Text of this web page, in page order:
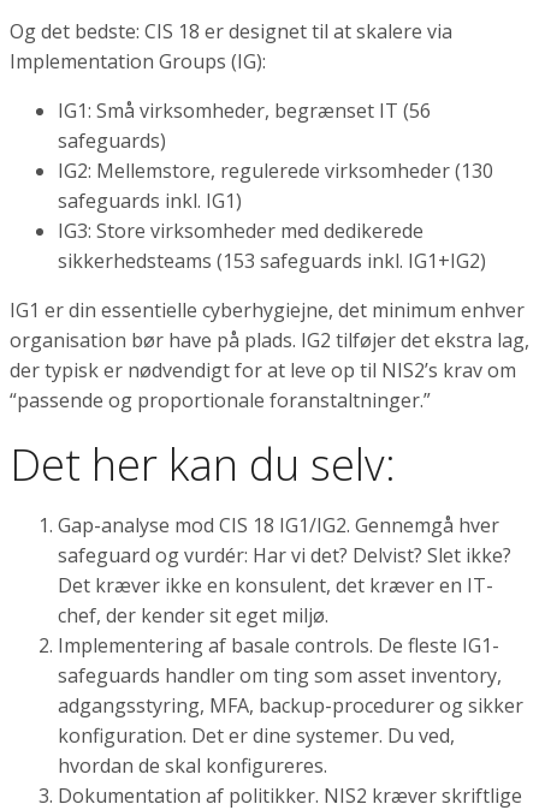
Og det bedste: CIS 18 er designet til at skalere via
Implementation Groups (IG):
IG1: Små virksomheder, begrænset IT (56
safeguards)
IG2: Mellemstore, regulerede virksomheder (130
safeguards inkl. IG1)
IG3: Store virksomheder med dedikerede
sikkerhedsteams (153 safeguards inkl. IG1+IG2)
IG1 er din essentielle cyberhygiejne, det minimum enhver
organisation bør have på plads. IG2 tilføjer det ekstra lag,
der typisk er nødvendigt for at leve op til NIS2’s krav om
“passende og proportionale foranstaltninger.”
Det her kan du selv:
Gap-analyse mod CIS 18 IG1/IG2. Gennemgå hver
safeguard og vurdér: Har vi det? Delvist? Slet ikke?
Det kræver ikke en konsulent, det kræver en IT-
chef, der kender sit eget miljø.
Implementering af basale controls. De fleste IG1-
safeguards handler om ting som asset inventory,
adgangsstyring, MFA, backup-procedurer og sikker
konfiguration. Det er dine systemer. Du ved,
hvordan de skal konfigureres.
Dokumentation af politikker. NIS2 kræver skriftlige